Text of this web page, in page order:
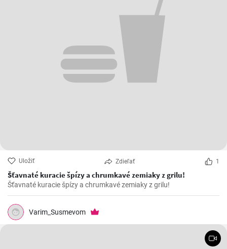
Uložiť Zdieľať 1
Šťavnaté kuracie špízy a chrumkavé zemiaky z grilu!
Šťavnaté kuracie špízy a chrumkavé zemiaky z grilu!
Varim_Susmevom